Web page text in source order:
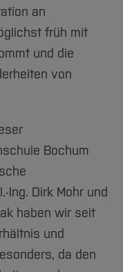
an
früh mit
und die
von
Bochum
Ing. Dirk Mohr und
haben wir seit
und
da den